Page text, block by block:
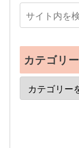
カテゴリー